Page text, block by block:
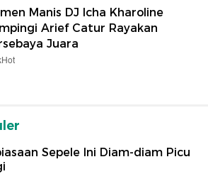
Manis DJ Icha Kharoline
Arief Catur Rayakan
Juara
Sepele Ini Diam-diam Picu